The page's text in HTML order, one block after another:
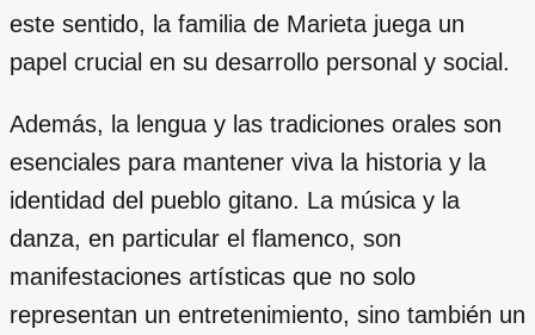
este sentido, la familia de Marieta juega un
papel crucial en su desarrollo personal y social.
Además, la lengua y las tradiciones orales son
esenciales para mantener viva la historia y la
identidad del pueblo gitano. La música y la
danza, en particular el flamenco, son
manifestaciones artísticas que no solo
representan un entretenimiento, sino también un